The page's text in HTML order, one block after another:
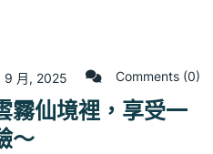
9 月, 2025 Comments (0)
霧仙境裡，享受一
～